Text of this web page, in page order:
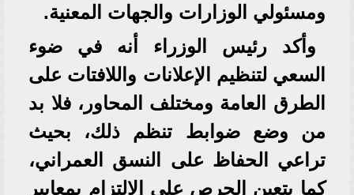
ومسئولي الوزارات والجهات المعنية.
وأكد رئيس الوزراء أنه في ضوء
السعي لتنظيم الإعلانات واللافتات على
الطرق العامة ومختلف المحاور، فلا بد
من وضع ضوابط تنظم ذلك، بحيث
تراعي الحفاظ على النسق العمراني،
كما يتعين الحرص على الالتزام بمعايير